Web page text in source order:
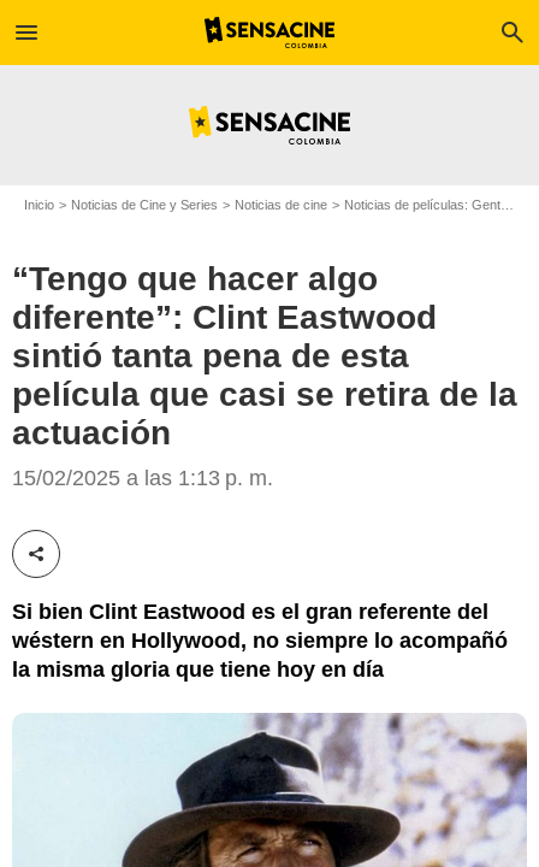
menu search
Inicio Noticias de Cine y Series Noticias de cine Noticias de películas: Gente
“Tengo que hacer algo
diferente”: Clint Eastwood
sintió tanta pena de esta
película que casi se retira de la
actuación
15/02/2025 a las 1:13 p. m.
Compartir esta noticia
Si bien Clint Eastwood es el gran referente del
wéstern en Hollywood, no siempre lo acompañó
la misma gloria que tiene hoy en día